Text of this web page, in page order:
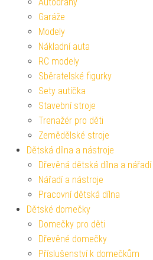
Garáže
Modely
Nákladní auta
RC modely
Sběratelské figurky
Sety autíčka
Stavební stroje
Trenažér pro děti
Zemědělské stroje
Dětská dílna a nástroje
Dřevěná dětská dílna a nářadí
Nářadí a nástroje
Pracovní dětská dílna
Dětské domečky
Domečky pro děti
Dřevěné domečky
Příslušenství k domečkům